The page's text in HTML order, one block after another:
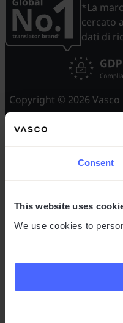
Consent
This website uses
We use cookies to
*La
cercato
dati di
Copyright © 2026